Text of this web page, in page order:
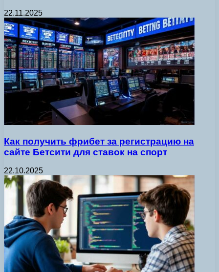
22.11.2025
Как получить фрибет за регистрацию на
сайте Бетсити для ставок на спорт
22.10.2025